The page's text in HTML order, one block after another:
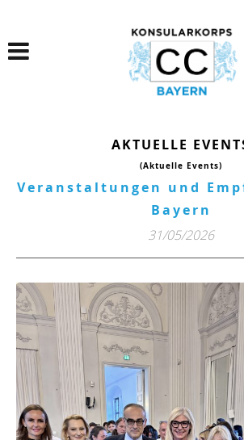
AKTUELLE
(Aktuelle Events)
Veranstaltungen und
Bayern
31/05/2026